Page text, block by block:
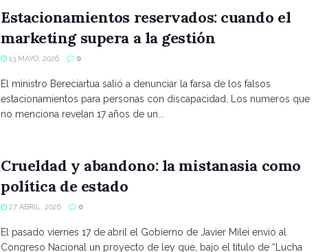
Estacionamientos reservados: cuando el
marketing supera a la gestión
13 MAYO, 2026 0
El ministro Bereciartua salió a denunciar la farsa de los falsos
estacionamientos para personas con discapacidad. Los numeros que
no menciona revelan 17 años de un...
Crueldad y abandono: la mistanasia como
política de estado
27 ABRIL, 2026 0
El pasado viernes 17 de abril el Gobierno de Javier Milei envió al
Congreso Nacional un proyecto de ley que, bajo el título de “Lucha